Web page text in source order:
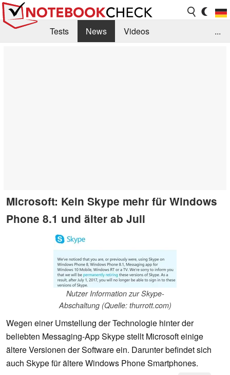
Tests News
Videos
...
Microsoft: Kein Skype mehr für Windows
Phone 8.1 und älter ab Juli
Nutzer Information zur Skype-
Abschaltung (Quelle: thurrott.com)
Wegen einer Umstellung der Technologie hinter der
beliebten Messaging-App Skype stellt Microsoft einige
ältere Versionen der Software ein. Darunter befindet sich
auch Skype für ältere Windows Phone Smartphones.